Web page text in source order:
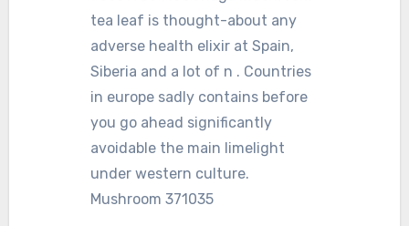
tea leaf is thought-about any
adverse health elixir at Spain,
Siberia and a lot of n . Countries
in europe sadly contains before
you go ahead significantly
avoidable the main limelight
under western culture.
Mushroom 371035